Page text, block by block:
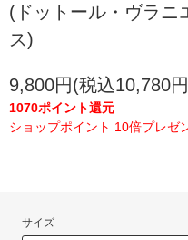
(ドットール・ヴラニ
ス)
9,800円(税込10,780
1070ポイント還元
ショップポイント 10倍プレゼ
サイズ